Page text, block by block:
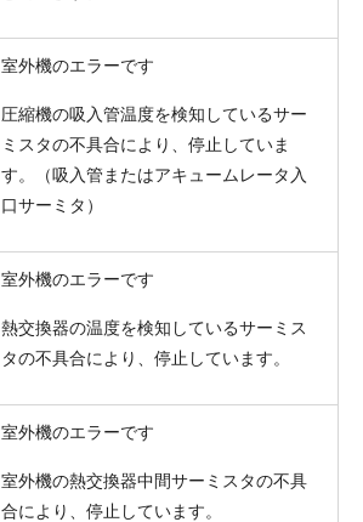
室外機のエラーです
圧縮機の吸入管温度を検知しているサー
ミスタの不具合により、停止していま
す。（吸入管またはアキュームレータ入
口サーミタ）
室外機のエラーです
熱交換器の温度を検知しているサーミス
タの不具合により、停止しています。
室外機のエラーです
室外機の熱交換器中間サーミスタの不具
合により、停止しています。